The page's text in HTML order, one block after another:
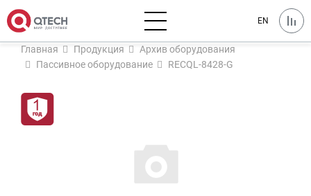
EN
Главная Продукция
Архив оборудования
Пассивное оборудование
RECQL-8428-G